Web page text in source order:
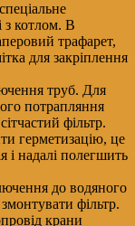
з котлом. В
трафарет,
для закріплення
труб. Для
потрапляння
фільтр.
герметизацію, це
і надалі полегшить
до водяного
фільтр.
крани